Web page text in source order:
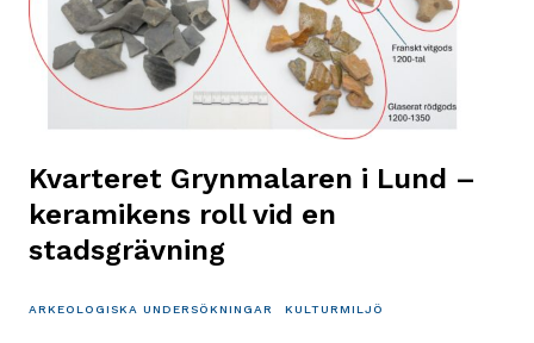
Kvarteret Grynmalaren i Lund –
keramikens roll vid en
stadsgrävning
ARKEOLOGISKA UNDERSÖKNINGAR KULTURMILJÖ